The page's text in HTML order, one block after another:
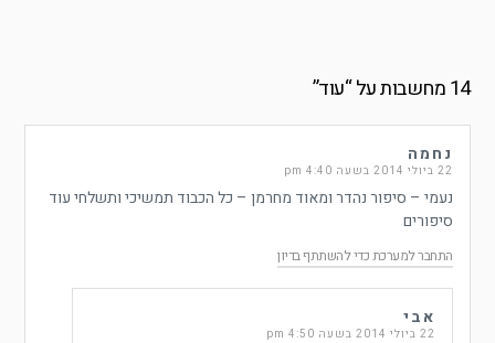
14 מחשבות על “ עוד”
נחמה
22 ביולי 2014 בשעה 4:40 pm
נעמי – סיפור נהדר ומאוד מחרמן – כל הכבוד תמשיכי ותשלחי עוד
סיפורים
התחבר למערכת כדי להשתתף בדיון
אבי
22 ביולי 2014 בשעה 4:50 pm